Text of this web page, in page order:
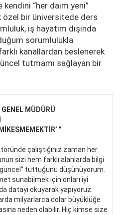
kendini “her daim yeni”
özel bir üniversitede ders
iş hayatım dışında
sorumlulukla
kanallardan beslenerek
tutmamı sağlayan bir
MÜDÜRÜ
”
çalıştığınız zaman her
sizi hem farklı alanlarda bilgi
tuttuğunu düşünüyorum.
sunabilmek için onları iyi
datayı okuyarak yapıyoruz.
milyarlarca dolar büyüklüğe
neden olabilir. Hiç kimse size